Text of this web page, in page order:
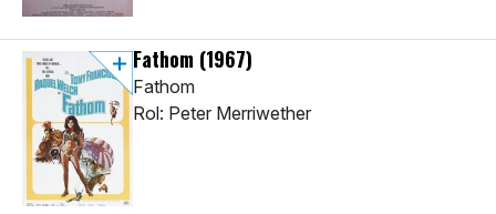
Fathom (1967)
Fathom
Rol: Peter Merriwether